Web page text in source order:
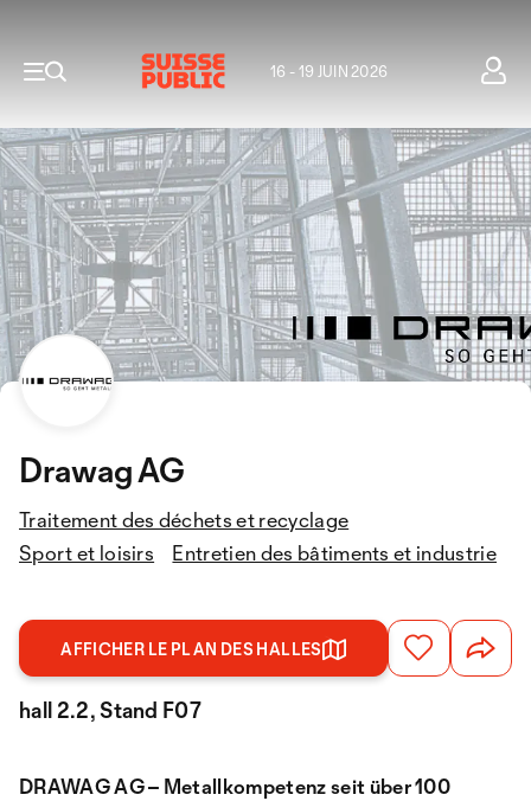
16 - 19 JUIN 2026
Drawag AG
Traitement des déchets et recyclage
Sport et loisirs
Entretien des bâtiments et industrie
AFFICHER LE PLAN DES HALLES
hall 2.2, Stand F07
DRAWAG AG – Metallkompetenz seit über 100